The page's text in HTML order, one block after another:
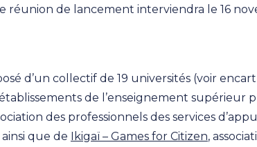
réunion de lancement interviendra le 16
d’un collectif de 19 universités (voir
de l’enseignement supérieur
des professionnels des services
que de
Ikigaï – Games for Citizen,